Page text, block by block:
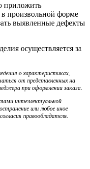
приложить
произвольной форме
выявленные дефекты
осуществляется за
о характеристиках,
от представленных на
при оформлении заказа.
интеллектуальной
или любое иное
правообладателя.